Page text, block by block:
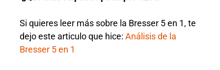
Si quieres leer más sobre la Bresser 5 en 1, te
dejo este articulo que hice: Análisis de la
Bresser 5 en 1